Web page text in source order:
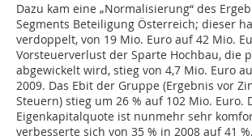
Dazu kam eine „Normalisierung“ des
Segments Beteiligung Österreich; dieser
verdoppelt, von 19 Mio. Euro auf 42 Mio.
Vorsteuerverlust der Sparte Hochbau, die
abgewickelt wird, stieg von 4,7 Mio. Euro
2009. Das Ebit der Gruppe (Ergebnis vor
Steuern) stieg um 26 % auf 102 Mio. Euro.
Eigenkapitalquote ist nunmehr sehr
verbesserte sich von 35 % in 2008 auf 41 %.